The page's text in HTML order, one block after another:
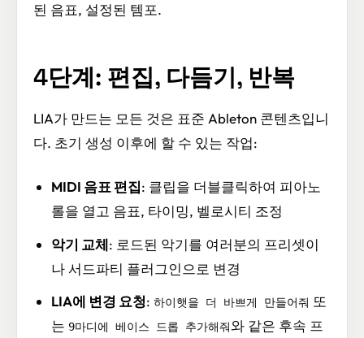
된 음표, 설정된 템포.
4단계: 편집, 다듬기, 반복
LIA가 만드는 모든 것은 표준 Ableton 콘텐츠입니
다. 초기 생성 이후에 할 수 있는 작업:
MIDI 음표 편집: 클립을 더블클릭하여 피아노
롤을 열고 음표, 타이밍, 벨로시티 조정
악기 교체: 로드된 악기를 여러분의 프리셋이
나 서드파티 플러그인으로 변경
LIA에 변경 요청: 하이햇을 더 바쁘게 만들어줘 또
는 9마디에 베이스 드롭 추가해줘와 같은 후속 프